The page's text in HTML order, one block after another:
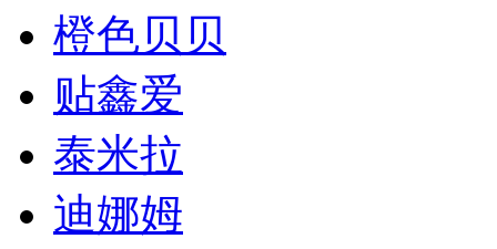
橙色贝贝
贴鑫爱
泰米拉
迪娜姆